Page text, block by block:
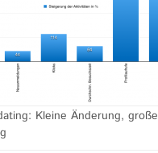
Kleine Änderung, große